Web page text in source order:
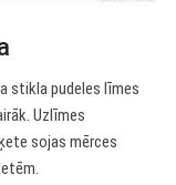
stikla pudeles līmes
Uzlīmes
sojas mērces